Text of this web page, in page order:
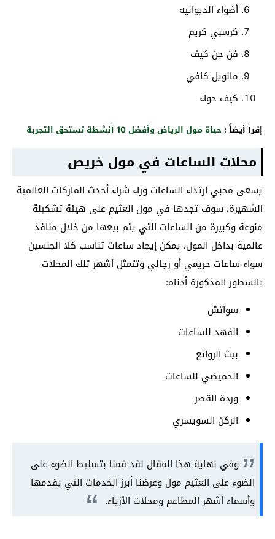
أضواء الديوانيه
كرسبي كريم
فن جن كيف
مانويل كافي
كيف حواء
إقرأ أيضاً : حياة مول الرياض وأفضل 10 أنشطة تستحق التجربة
محلات الساعات في مول خريص
يسعى محبي ارتداء الساعات وراء شراء أحدث الماركات العالمية
الشهيرة، سوف تجدها في مول العثيم على هيئة تشكيلة
منوعة وكبيرة من الساعات التي يتم بيعها من خلال منافذ
عالمية بداخل المول، يمكن إيجاد ساعات تناسب كلا الجنسين
سواء ساعات حريمي أو رجالي وتتمثل أشهر تلك المحلات
بالسطور المذكورة أدناه:
سواتش
الفهد للساعات
بيت الروائع
الحميضي للساعات
وردة القصر
الركن السويسري
وفي نهاية هذا المقال لقد قمنا بتسليط الضوء على
الضوء على العثيم مول وعرضنا أبرز الخدمات التي يقدمها
وأسماء أشهر المطاعم ومحلات الأزياء.